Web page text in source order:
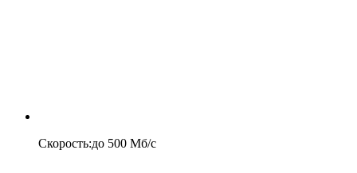
Скорость:до 500 Мб/c